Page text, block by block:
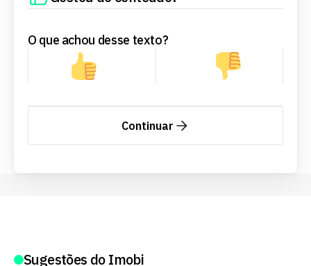
O que achou desse texto?
Continuar
Sugestões do Imobi